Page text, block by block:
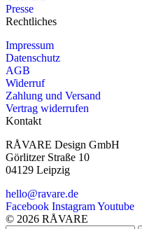
Presse
Rechtliches
Impressum
Datenschutz
AGB
Widerruf
Zahlung und Versand
Vertrag widerrufen
Kontakt
RÅVARE Design GmbH
Görlitzer Straße 10
04129 Leipzig
hello@ravare.de
Facebook InstagramYoutube
© 2026 RÅVARE